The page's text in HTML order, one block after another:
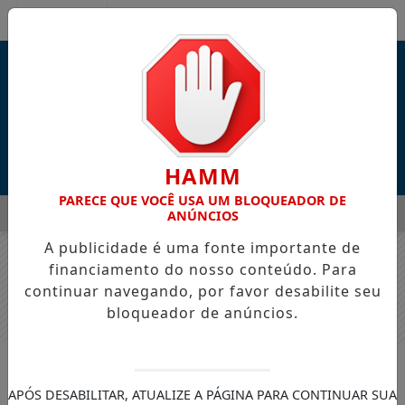
DURANTE AS COMEMORAÇÕES DOS 168 ANOS DO
EM ALTA
Banco Central do Brasil deve
HAMM
PARECE QUE VOCÊ USA UM BLOQUEADOR DE
ANÚNCIOS
A publicidade é uma fonte importante de
financiamento do nosso conteúdo. Para
continuar navegando, por favor desabilite seu
bloqueador de anúncios.
APÓS DESABILITAR, ATUALIZE A PÁGINA PARA CONTINUAR SUA